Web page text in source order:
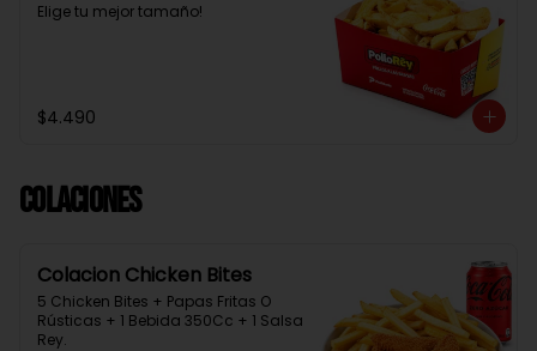
Elige tu mejor tamaño!
$4.490
Colaciones
Colacion Chicken Bites
5 Chicken Bites + Papas Fritas O
Rústicas + 1 Bebida 350Cc + 1 Salsa
Rey.